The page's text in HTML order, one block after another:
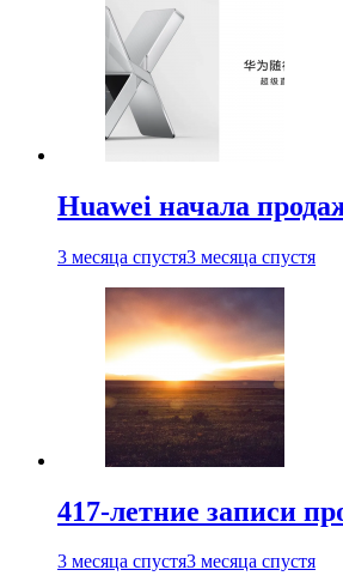
Huawei начала
3 месяца спустя3 месяца спустя
417-летние записи
3 месяца спустя3 месяца спустя